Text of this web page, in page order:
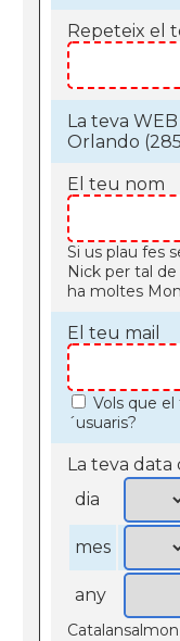
Repeteix el
La teva
Orlando
El teu nom
Si us plau fes
Nick per tal
ha moltes
El teu mail
Vols que
´usuaris?
La teva
dia
mes
any